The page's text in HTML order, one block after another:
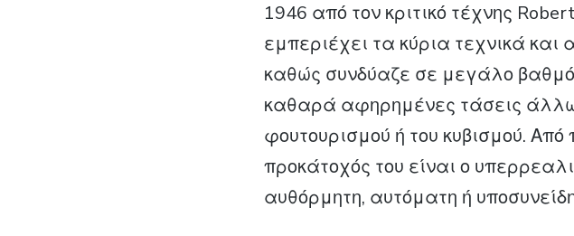
1946 από τον κριτικό τέχνης
εμπεριέχει τα κύρια τεχνικά και
καθώς συνδύαζε σε μεγάλο βαθμό
καθαρά αφηρημένες τάσεις
φουτουρισμού ή του κυβισμού.
προκάτοχός του είναι ο
αυθόρμητη, αυτόματη ή